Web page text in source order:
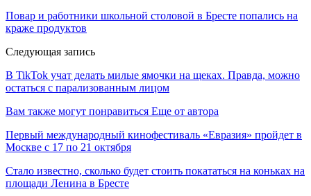
Повар и работники школьной столовой в Бресте попались на
краже продуктов
Следующая запись
В TikTok учат делать милые ямочки на щеках. Правда, можно
остаться с парализованным лицом
Вам также могут понравиться Еще от автора
Первый международный кинофестиваль «Евразия» пройдет в
Москве с 17 по 21 октября
Стало известно, сколько будет стоить покататься на коньках на
площади Ленина в Бресте